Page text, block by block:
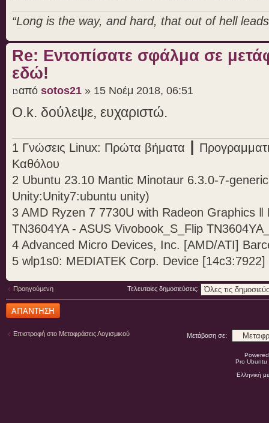
“Long is the way, and hard, that out of hell
Re: Εντοπίσατε σφάλμα σε
εδώ!
από sotos21 » 15 Νοέμ 2018, 06:51
O.k. δούλεψε, ευχαριστώ.
1 Γνώσεις Linux: Πρώτα βήματα ┃
Καθόλου
2 Ubuntu 23.10 Mantic Minotaur 6.3.0-7-
Unity:Unity7:ubuntu unity)
3 AMD Ryzen 7 7730U with Radeon Graphics ‖
TN3604YA - ASUS Vivobook_S_Flip
4 Advanced Micro Devices, Inc. [AMD/ATI]
5 wlp1s0: MEDIATEK Corp. Device [14c3:7922]
Προηγούμενη Τελευταίες δημοσιεύσεις:
Δημιουργία
απάντησης
Επιστροφή στο Μεταφράσεις Λογισμικού Μετάβαση σε:
Pro
Ελληνική